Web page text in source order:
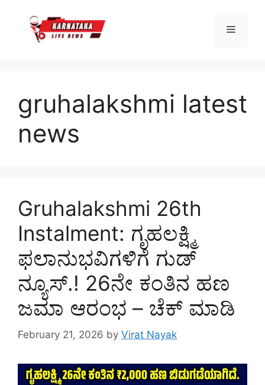
content
Menu
gruhalakshmi latest
news
Gruhalakshmi 26th
Instalment: ಗೃಹಲಕ್ಷ್ಮಿ
ಫಲಾನುಭವಿಗಳಿಗೆ ಗುಡ್
ನ್ಯೂಸ್.! 26ನೇ ಕಂತಿನ ಹಣ
ಜಮಾ ಆರಂಭ – ಚೆಕ್ ಮಾಡಿ
February 21, 2026 by Virat Nayak